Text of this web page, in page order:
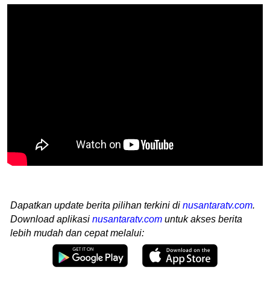
Dapatkan update berita pilihan terkini di nusantaratv.com.
Download aplikasi nusantaratv.com untuk akses berita
lebih mudah dan cepat melalui: